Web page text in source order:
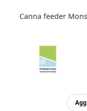
Canna feeder